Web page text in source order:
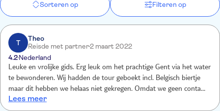
Sorteren op Filteren op
T
Theo
Reisde met partner2 maart 2022
4.2Nederland
Leuke en vrolijke gids. Erg leuk om het prachtige Gent via het water
te bewonderen. Wij hadden de tour geboekt incl. Belgisch biertje
maar dit hebben we helaas niet gekregen. Omdat we geen contant
geld bij ons hadden voor een fooi hebben we het maar zo gelaten.
Lees meer